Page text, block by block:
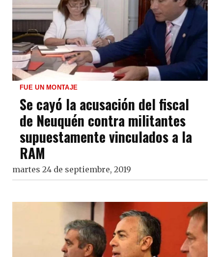
FUE UN MONTAJE
Se cayó la acusación del fiscal
de Neuquén contra militantes
supuestamente vinculados a la
RAM
martes 24 de septiembre, 2019